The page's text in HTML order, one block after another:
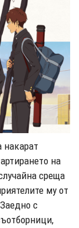
накарат
на
среща
му от
с